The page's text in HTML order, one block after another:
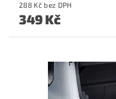
288 Kč bez DPH
349 Kč